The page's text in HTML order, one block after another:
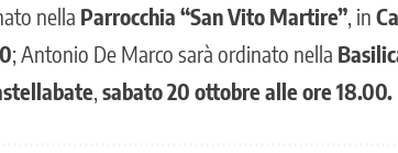
nella Parrocchia “San Vito Martire” , in
; Antonio De Marco sarà ordinato nella
sabato 20 ottobre alle ore 18.00.